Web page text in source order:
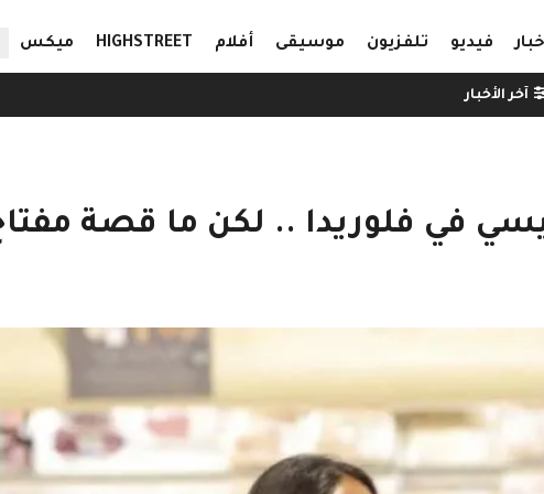
فيديو تلفزيون موسيقى أفلام HIGHSTREET ميكس
آخر الأخبار
في فلوريدا .. لكن ما قصة